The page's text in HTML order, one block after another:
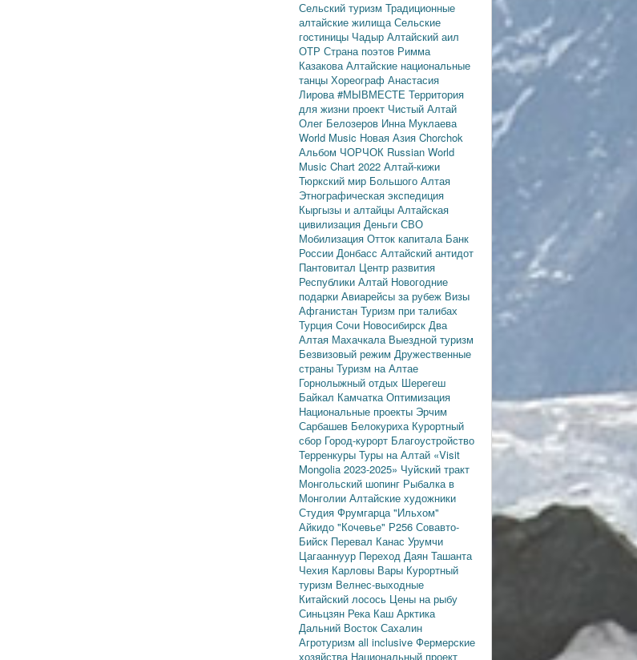
Сельский туризм Традиционные
алтайские жилищаСельские
гостиницы Чадыр Алтайский аил
ОТР Страна поэтов Римма
КазаковаАлтайские национальные
танцы Хореограф Анастасия
Лирова#МЫВМЕСТЕ Территория
для жизни проект Чистый Алтай
Олег Белозеров Инна Муклаева
World Music Новая Азия Chorchok
Альбом ЧОРЧОК Russian World
Music Chart 2022 Алтай-кижи
Тюркский мир Большого Алтая
Этнографическая экспедиция
Кыргызы и алтайцы Алтайская
цивилизация Деньги СВО
Мобилизация Отток капитала Банк
России Донбасс Алтайский антидот
Пантовитал Центр развития
Республики Алтай Новогодние
подарки Авиарейсы за рубеж Визы
Афганистан Туризм при талибах
Турция Сочи Новосибирск Два
Алтая Махачкала Выездной туризм
Безвизовый режим Дружественные
страны Туризм на Алтае
Горнолыжный отдых Шерегеш
Байкал КамчаткаОптимизация
Национальные проекты Эрчим
Сарбашев Белокуриха Курортный
сбор Город-курорт Благоустройство
Терренкуры Туры на Алтай «Visit
Mongolia 2023-2025» Чуйский тракт
Монгольский шопинг Рыбалка в
Монголии Алтайские художники
Студия Фрумгарца"Ильхом"
Айкидо "Кочевье" Р256 Совавто-
Бийск Перевал Канас Урумчи
Цагааннуур Переход Даян Ташанта
Чехия Карловы Вары Курортный
туризм Велнес-выходные
Китайский лосось Цены на рыбу
Синьцзян Река Каш Арктика
Дальний Восток Сахалин
Агротуризм all inclusive Фермерские
хозяйства Национальный проект